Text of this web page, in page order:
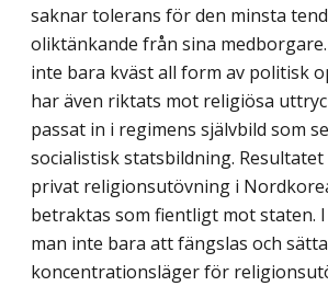
saknar tolerans för den minsta
oliktänkande från sina
inte bara kväst all form av politisk
har även riktats mot religiösa
passat in i regimens självbild som
socialistisk statsbildning.
privat religionsutövning i
betraktas som fientligt mot staten.
man inte bara att fängslas och
koncentrationsläger för